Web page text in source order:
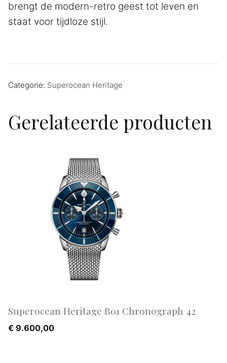
brengt de modern-retro geest tot leven en
staat voor tijdloze stijl.
Categorie: Superocean Heritage
Gerelateerde producten
Superocean Heritage B01 Chronograph 42
€ 9.600,00